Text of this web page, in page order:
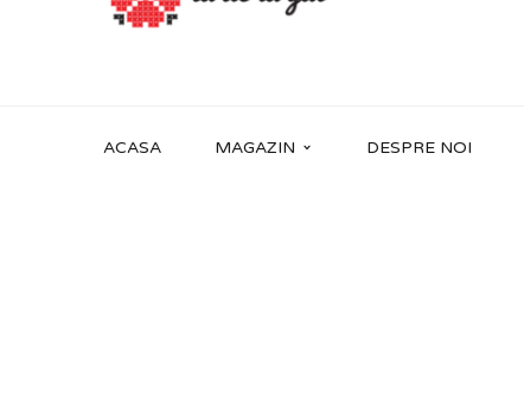
ACASA MAGAZIN DESPRE NOI